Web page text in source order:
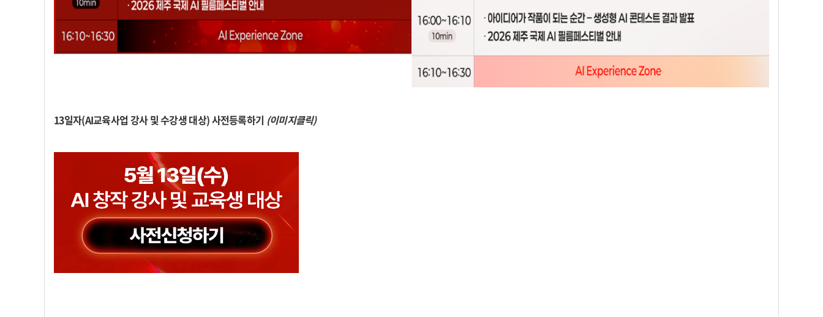
13일자(AI교육사업 강사 및 수강생 대상) 사전등록하기 (이미지클릭)